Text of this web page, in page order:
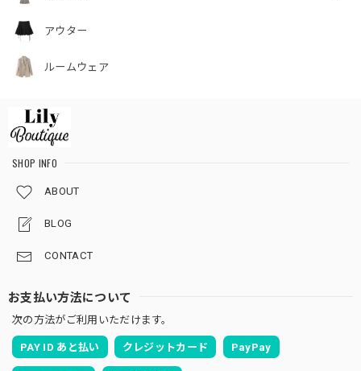
アウター
ルームウェア
SHOP INFO
ABOUT
BLOG
CONTACT
お支払い方法について
次の方法がご利用いただけます。
PAY ID あと払い クレジットカード PayPay